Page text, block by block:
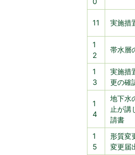
11 実施措
1
2
帯水層
1
3
実施措
更の確
1
4
地下水
止が講
請書
1
5
形質変
変更届